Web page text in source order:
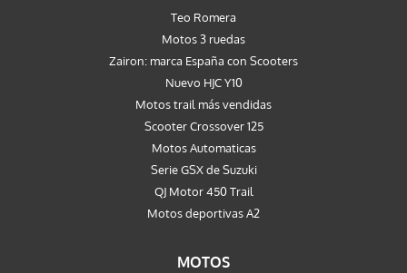
Teo Romera
Motos 3 ruedas
Zairon: marca España con Scooters
Nuevo HJC Y10
Motos trail más vendidas
Scooter Crossover 125
Motos Automaticas
Serie GSX de Suzuki
QJ Motor 450 Trail
Motos deportivas A2
MOTOS